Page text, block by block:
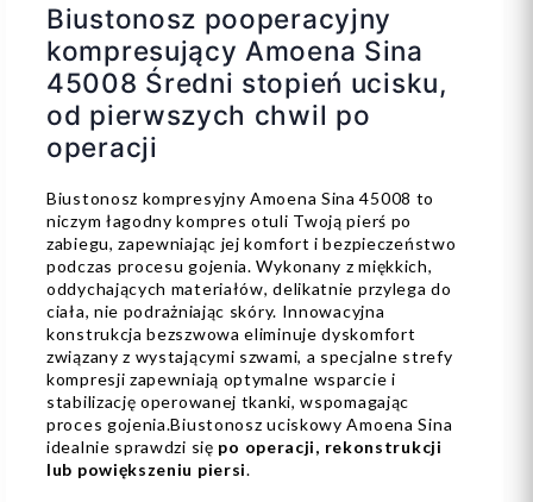
Biustonosz pooperacyjny
kompresujący Amoena Sina
45008 Średni stopień ucisku,
od pierwszych chwil po
operacji
Biustonosz kompresyjny Amoena Sina 45008 to
niczym łagodny kompres otuli Twoją pierś po
zabiegu, zapewniając jej komfort i bezpieczeństwo
podczas procesu gojenia. Wykonany z miękkich,
oddychających materiałów, delikatnie przylega do
ciała, nie podrażniając skóry. Innowacyjna
konstrukcja bezszwowa eliminuje dyskomfort
związany z wystającymi szwami, a specjalne strefy
kompresji zapewniają optymalne wsparcie i
stabilizację operowanej tkanki, wspomagając
proces gojenia.Biustonosz uciskowy Amoena Sina
idealnie sprawdzi się po operacji, rekonstrukcji
lub powiększeniu piersi.